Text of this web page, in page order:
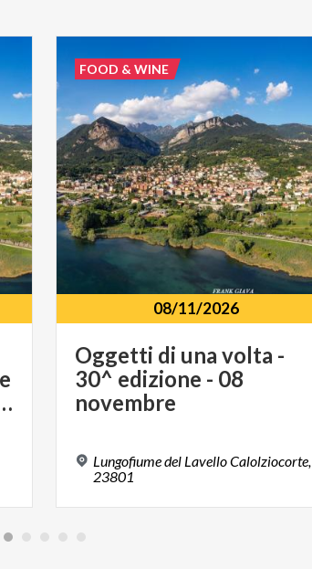
- 18 ottobre
08/11/2026
Oggetti di una volta -
30^ edizione - 08
novembre
Lungofiume del Lavello Calolziocorte,
23801
FOOD & WINE